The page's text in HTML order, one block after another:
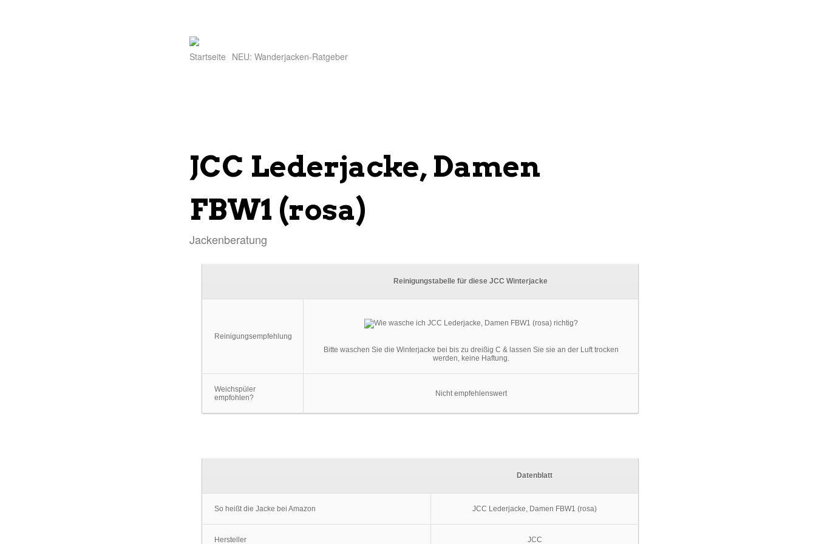
Startseite NEU: Wanderjacken-Ratgeber
JCC Lederjacke, Damen
FBW1 (rosa)
Jackenberatung
Reinigungstabelle für diese JCC Winterjacke
Reinigungsempfehlung
Bitte waschen Sie die Winterjacke bei bis zu dreißig C & lassen Sie sie an der Luft trocken
werden, keine Haftung.
Weichspüler
empfohlen?
Nicht empfehlenswert
Datenblatt
So heißt die Jacke bei Amazon JCC Lederjacke, Damen FBW1 (rosa)
Hersteller JCC